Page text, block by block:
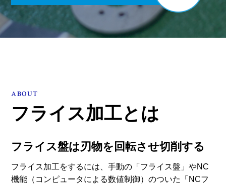
ABOUT
フライス加工とは
フライス盤は刃物を回転させ切削する
フライス加工をするには、手動の「フライス盤」やNC
機能（コンピュータによる数値制御）のついた「NCフ